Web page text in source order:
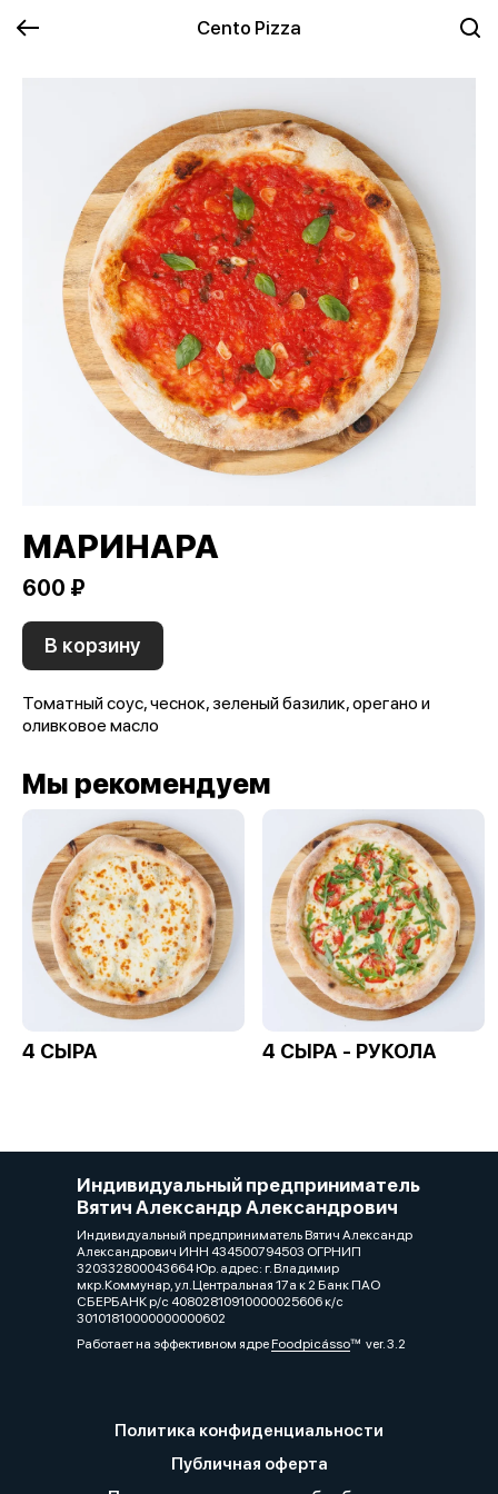
Cento Pizza
МАРИНАРА
600 ₽
В корзину
Томатный соус, чеснок, зеленый базилик, орегано и
оливковое масло
Мы рекомендуем
4 СЫРА 4 СЫРА - РУКОЛА
Индивидуальный предприниматель
Вятич Александр Александрович
Индивидуальный предприниматель Вятич Александр
Александрович ИНН 434500794503 ОГРНИП
320332800043664 Юр. адрес: г. Владимир
мкр.Коммунар, ул.Центральная 17а к 2 Банк ПАО
СБЕРБАНК р/с 40802810910000025606 к/с
30101810000000000602
Работает на эффективном ядреFoodpicássover. 3.2
Политика конфиденциальности
Публичная оферта